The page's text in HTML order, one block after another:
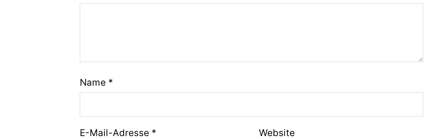
Name *
E-Mail-Adresse * Website